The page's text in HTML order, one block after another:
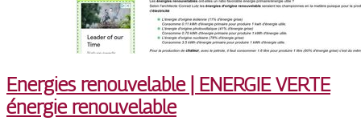
Energies renouve­lab­le | ENERGIE VERTE
énergie renouve­lab­le